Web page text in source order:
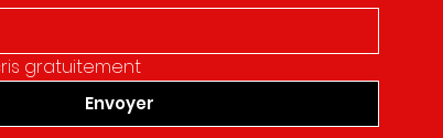
gratuitement
Envoyer